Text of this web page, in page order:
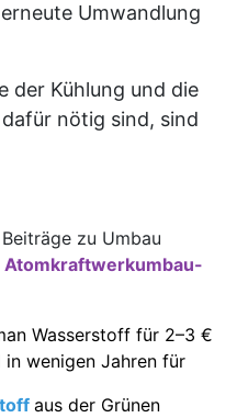
Umwandlung
der Kühlung und die
nötig sind, sind
zu Umbau
Atomkraftwerkumbau-
Wasserstoff für 2–3 €
wenigen Jahren für
aus der Grünen